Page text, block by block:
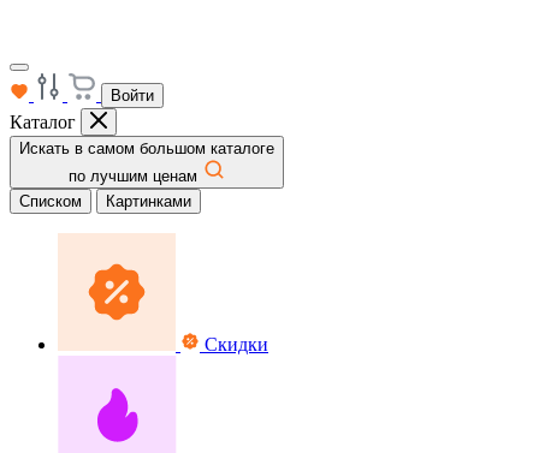
Войти
Каталог
Искать в самом большом каталоге
по лучшим ценам
Списком
Картинками
Скидки